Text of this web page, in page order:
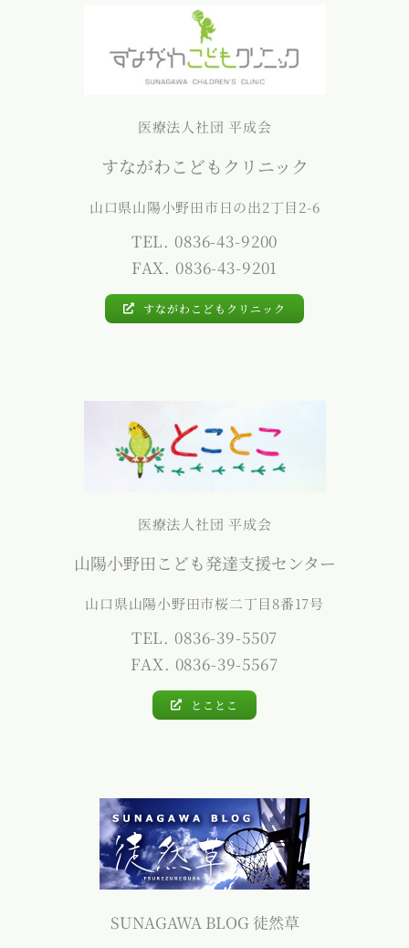
医療法人社団 平成会
すながわこどもクリニック
山口県山陽小野田市日の出2丁目2-6
TEL. 0836-43-9200
FAX. 0836-43-9201
すながわこどもクリニック
医療法人社団 平成会
山陽小野田こども発達支援センター
山口県山陽小野田市桜二丁目8番17号
TEL. 0836-39-5507
FAX. 0836-39-5567
とことこ
SUNAGAWA BLOG 徒然草